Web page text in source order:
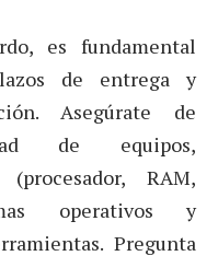
es fundamental
de entrega y
Asegúrate de
de equipos,
RAM,
operativos y
Pregunta